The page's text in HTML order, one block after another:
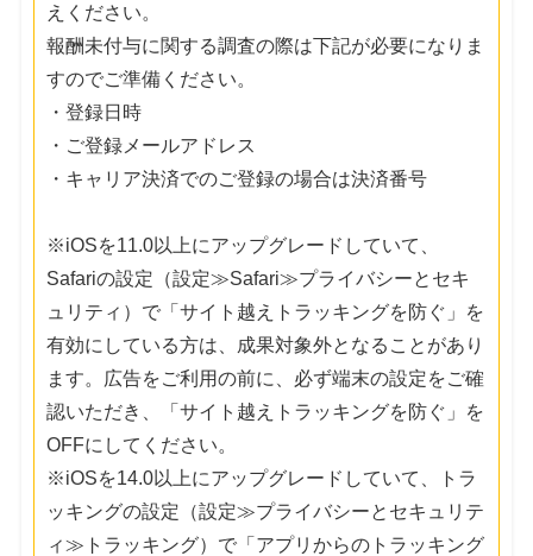
えください。
報酬未付与に関する調査の際は下記が必要になりま
すのでご準備ください。
・登録日時
・ご登録メールアドレス
・キャリア決済でのご登録の場合は決済番号
※iOSを11.0以上にアップグレードしていて、
Safariの設定（設定≫Safari≫プライバシーとセキ
ュリティ）で「サイト越えトラッキングを防ぐ」を
有効にしている方は、成果対象外となることがあり
ます。広告をご利用の前に、必ず端末の設定をご確
認いただき、「サイト越えトラッキングを防ぐ」を
OFFにしてください。
※iOSを14.0以上にアップグレードしていて、トラ
ッキングの設定（設定≫プライバシーとセキュリテ
ィ≫トラッキング）で「アプリからのトラッキング